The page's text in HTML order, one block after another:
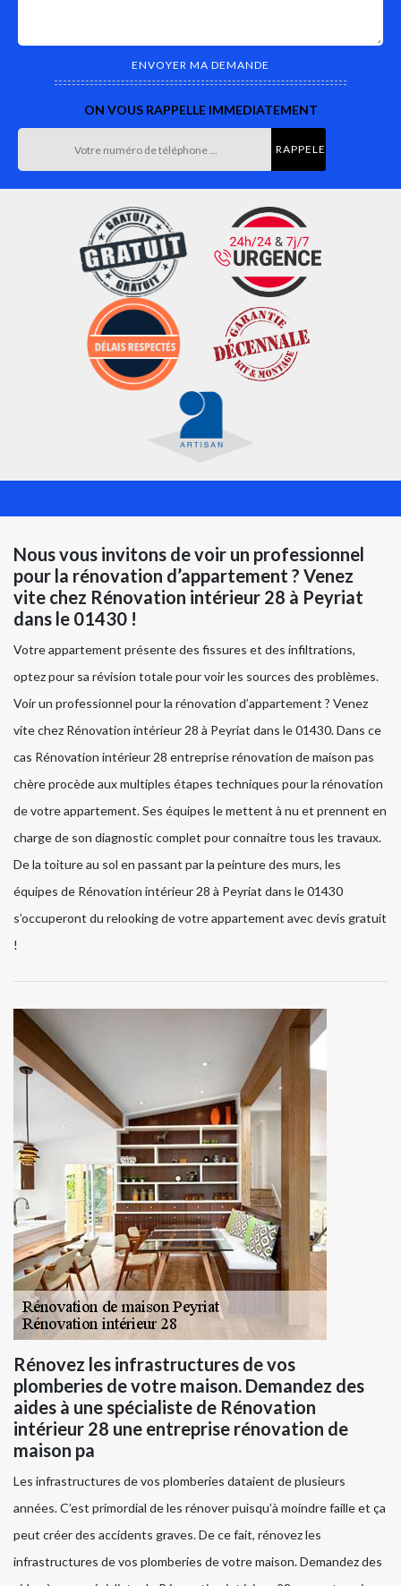
ON VOUS RAPPELLE IMMEDIATEMENT
Nous vous invitons de voir un professionnel
pour la rénovation d’appartement ? Venez
vite chez Rénovation intérieur 28 à Peyriat
dans le 01430 !
Votre appartement présente des fissures et des infiltrations,
optez pour sa révision totale pour voir les sources des problèmes.
Voir un professionnel pour la rénovation d’appartement ? Venez
vite chez Rénovation intérieur 28 à Peyriat dans le 01430. Dans ce
cas Rénovation intérieur 28 entreprise rénovation de maison pas
chère procède aux multiples étapes techniques pour la rénovation
de votre appartement. Ses équipes le mettent à nu et prennent en
charge de son diagnostic complet pour connaitre tous les travaux.
De la toiture au sol en passant par la peinture des murs, les
équipes de Rénovation intérieur 28 à Peyriat dans le 01430
s’occuperont du relooking de votre appartement avec devis gratuit
!
Rénovez les infrastructures de vos
plomberies de votre maison. Demandez des
aides à une spécialiste de Rénovation
intérieur 28 une entreprise rénovation de
maison pa
Les infrastructures de vos plomberies dataient de plusieurs
années. C’est primordial de les rénover puisqu’à moindre faille et ça
peut créer des accidents graves. De ce fait, rénovez les
infrastructures de vos plomberies de votre maison. Demandez des